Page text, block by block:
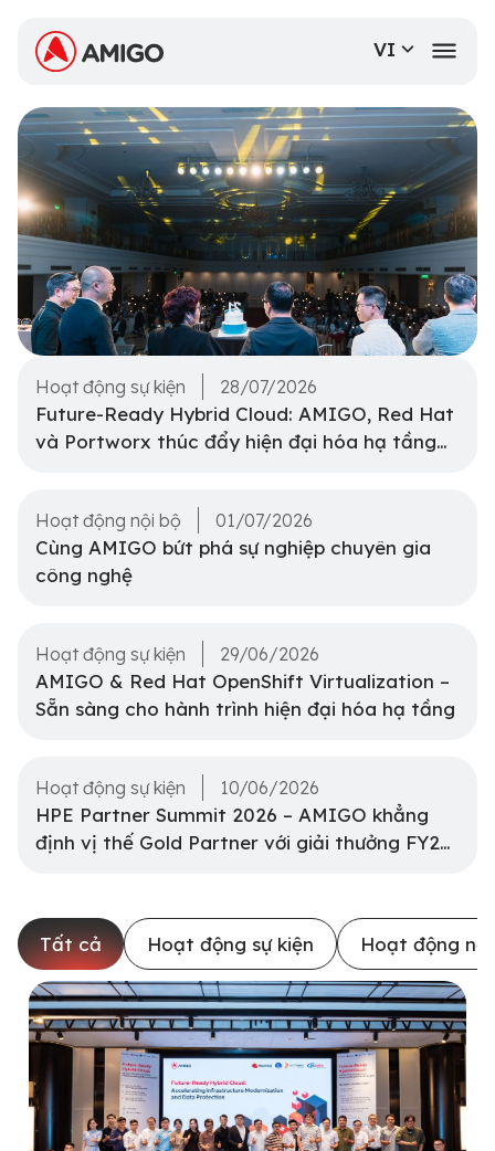
VI
Hoạt động sự kiện 28/07/2026
Future-Ready Hybrid Cloud: AMIGO, Red Hat
và Portworx thúc đẩy hiện đại hóa hạ tầng
Hoạt động nội bộ 01/07/2026
Cùng AMIGO bứt phá sự nghiệp chuyên gia
công nghệ
Hoạt động sự kiện 29/06/2026
AMIGO & Red Hat OpenShift Virtualization –
Sẵn sàng cho hành trình hiện đại hóa hạ tầng
Hoạt động sự kiện 10/06/2026
HPE Partner Summit 2026 – AMIGO khẳng
định vị thế Gold Partner với giải thưởng FY25
Tất cả Hoạt động sự kiện Hoạt động nội